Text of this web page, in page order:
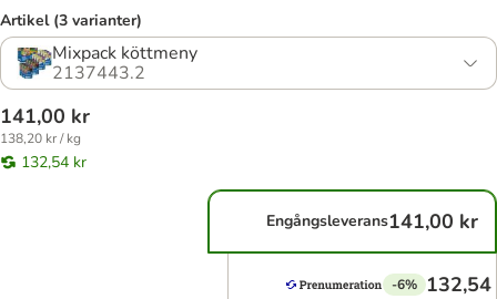
Artikel (3 varianter)
Mixpack köttmeny
2137443.2
141,00 kr
138,20 kr / kg
132,54 kr
Engångsleverans141,00 kr
-6% 132,54